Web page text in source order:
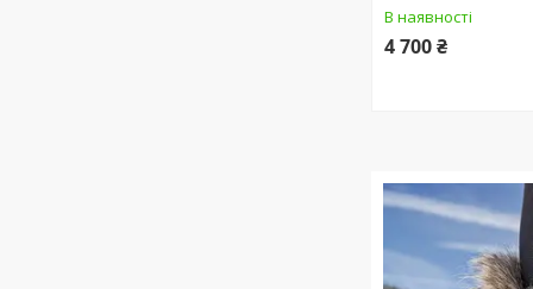
В наявності
4 700 ₴